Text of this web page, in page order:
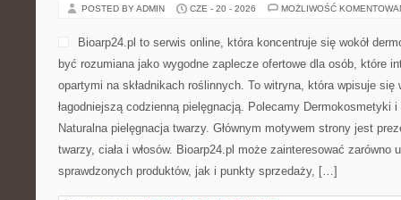
POSTED BY ADMIN CZE - 20 - 2026 MOŻLIWOŚĆ
Bioarp24.pl to serwis online, która koncentruje się wokół
być rozumiana jako wygodne zaplecze ofertowe dla osób, które
opartymi na składnikach roślinnych. To witryna, która wpisuje się
łagodniejszą codzienną pielęgnacją. Polecamy Dermokosmetyki
Naturalna pielęgnacja twarzy. Głównym motywem strony jest
twarzy, ciała i włosów. Bioarp24.pl może zainteresować
sprawdzonych produktów, jak i punkty sprzedaży, […]